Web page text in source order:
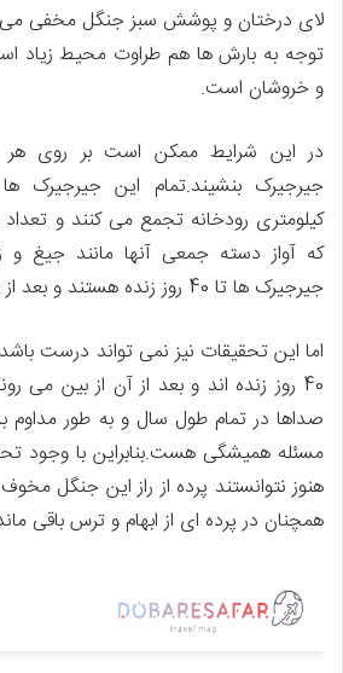
لای درختان و پوشش سبز جنگل مخفی می
توجه به بارش ها هم طراوت محیط زیاد
و خروشان است.
جیرجیرک بنشیند.تمام این جیرجیرک
کیلومتری رودخانه تجمع می کنند و
که آواز دسته جمعی آنها مانند جیغ و
جیرجیرک ها تا 40 روز زنده هستند و بعد از بین می روند.
اما این تحقیقات نیز نمی تواند درست
40 روز زنده اند و بعد از آن از بین
صداها در تمام طول سال و به طور
مسئله همیشگی هست.بنابراین با وجود
هنوز نتوانستند پرده از راز این جنگل
همچنان در پرده ای از ابهام و ترس باقی